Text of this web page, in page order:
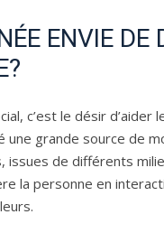
ENVIE DE
c’est le désir
grande source de
de différents
la personne en